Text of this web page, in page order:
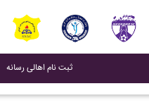
(current)
ثبت نام اهالی رسانه(current)